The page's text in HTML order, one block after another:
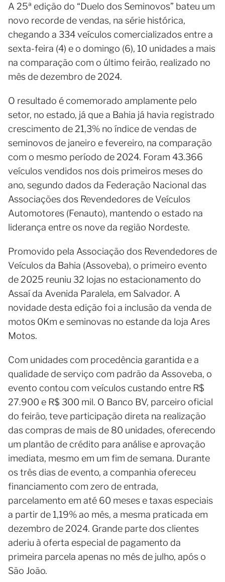
A 25ª edição do “Duelo dos Seminovos” bateu um
novo recorde de vendas, na série histórica,
chegando a 334 veículos comercializados entre a
sexta-feira (4) e o domingo (6), 10 unidades a mais
na comparação com o último feirão, realizado no
mês de dezembro de 2024.
O resultado é comemorado amplamente pelo
setor, no estado, já que a Bahia já havia registrado
crescimento de 21,3% no índice de vendas de
seminovos de janeiro e fevereiro, na comparação
com o mesmo período de 2024. Foram 43.366
veículos vendidos nos dois primeiros meses do
ano, segundo dados da Federação Nacional das
Associações dos Revendedores de Veículos
Automotores (Fenauto), mantendo o estado na
liderança entre os nove da região Nordeste.
Promovido pela Associação dos Revendedores de
Veículos da Bahia (Assoveba), o primeiro evento
de 2025 reuniu 32 lojas no estacionamento do
Assaí da Avenida Paralela, em Salvador. A
novidade desta edição foi a inclusão da venda de
motos 0Km e seminovas no estande da loja Ares
Motos.
Com unidades com procedência garantida e a
qualidade de serviço com padrão da Assoveba, o
evento contou com veículos custando entre R$
27.900 e R$ 300 mil. O Banco BV, parceiro oficial
do feirão, teve participação direta na realização
das compras de mais de 80 unidades, oferecendo
um plantão de crédito para análise e aprovação
imediata, mesmo em um fim de semana. Durante
os três dias de evento, a companhia ofereceu
financiamento com zero de entrada,
parcelamento em até 60 meses e taxas especiais
a partir de 1,19% ao mês, a mesma praticada em
dezembro de 2024. Grande parte dos clientes
aderiu à oferta especial de pagamento da
primeira parcela apenas no mês de julho, após o
São João.